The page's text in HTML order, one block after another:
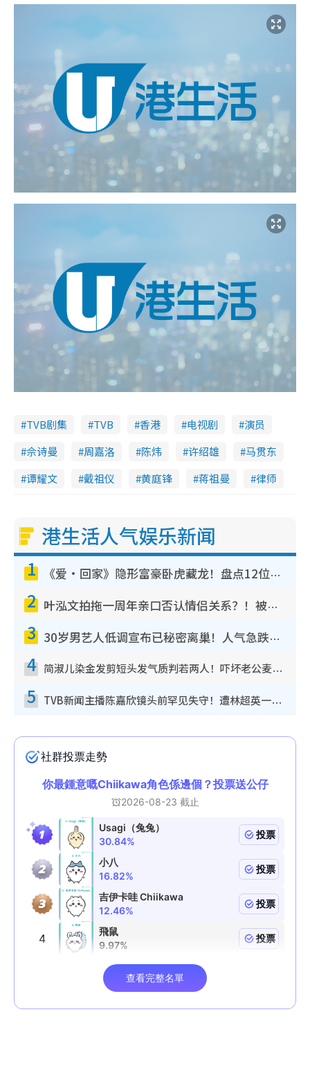
TVB剧集 TVB 香港 电视剧
演员
佘诗曼
周嘉洛 陈炜 许绍雄
马贯东
谭耀文
戴祖仪 黄庭锋 蒋祖曼 律师
港生活人气娱乐新闻
1 《爱·回家》隐形富豪卧虎藏龙！盘点12位财气逼人的有钱艺人：这位美女3亿身家不愁做
2 叶泓文拍拖一周年亲口否认情侣关系？！被质疑感情造假竟称GM“普通同事”
3 30岁男艺人低调宣布已秘密离巢！人气急跌变失踪人口：“这几年过得并不容易”
4 简淑儿染金发剪短头发气质判若两人！吓坏老公麦大力都认不出：“你做什么？”
5 TVB新闻主播陈嘉欣镜头前罕见失守！遭林超英一句话突袭吓坏当场大笑